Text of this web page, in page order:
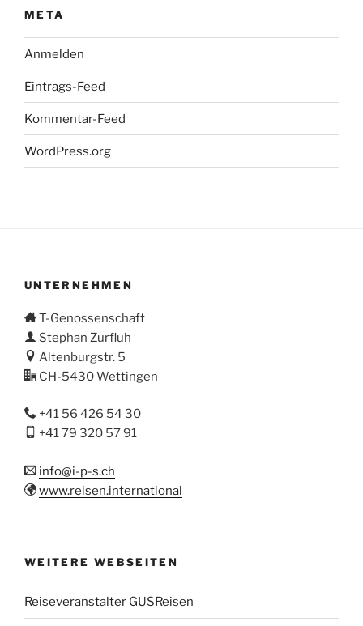
META
Anmelden
Eintrags-Feed
Kommentar-Feed
WordPress.org
UNTERNEHMEN
T-Genossenschaft
Stephan Zurfluh
Altenburgstr. 5
CH-5430 Wettingen
+41 56 426 54 30
+41 79 320 57 91
info@i-p-s.ch
www.reisen.international
WEITERE WEBSEITEN
Reiseveranstalter GUSReisen